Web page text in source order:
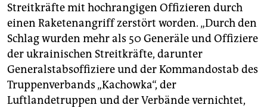
Streitkräfte mit hochrangigen Offizieren durch
einen Raketenangriff zerstört worden. „Durch den
Schlag wurden mehr als 50 Generäle und Offiziere
der ukrainischen Streitkräfte, darunter
Generalstabsoffiziere und der Kommandostab des
Truppenverbands „Kachowka“, der
Luftlandetruppen und der Verbände vernichtet,